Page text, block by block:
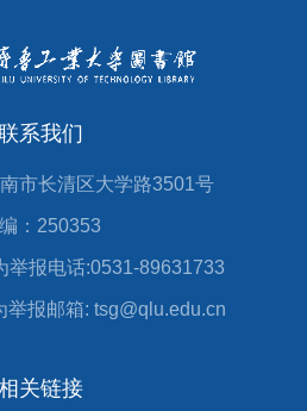
系我们
市长清区大学路3501号
：250353
举报电话:0531-89631733
举报邮箱: tsg@qlu.edu.cn
关链接